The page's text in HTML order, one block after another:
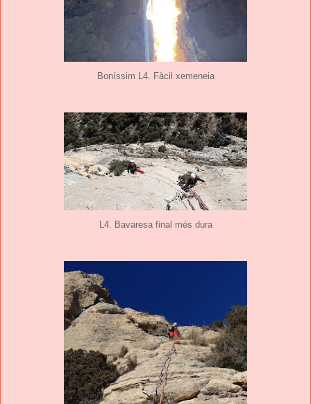
Boníssim L4. Fàcil xemeneia
L4. Bavaresa final més dura